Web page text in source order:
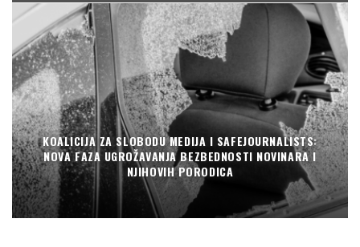
KOALICIJA ZA SLOBODU MEDIJA I SAFEJOURNALISTS:
NOVA FAZA UGROŽAVANJA BEZBEDNOSTI NOVINARA I
NJIHOVIH PORODICA